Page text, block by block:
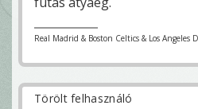
Real Madrid & Boston Celtics & Los Angeles
Törölt felhasználó